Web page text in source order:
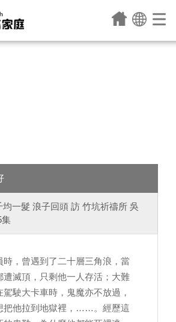
均一髮 浪子回頭 訪 竹坑祈禱所 吳
集
時，曾遇到了二十層三角浪，當
遭滅頂，只剩他一人存活；大難
駛大卡車時，鬼魔亦不放過，
把他拉到地獄裡，……。經歷這